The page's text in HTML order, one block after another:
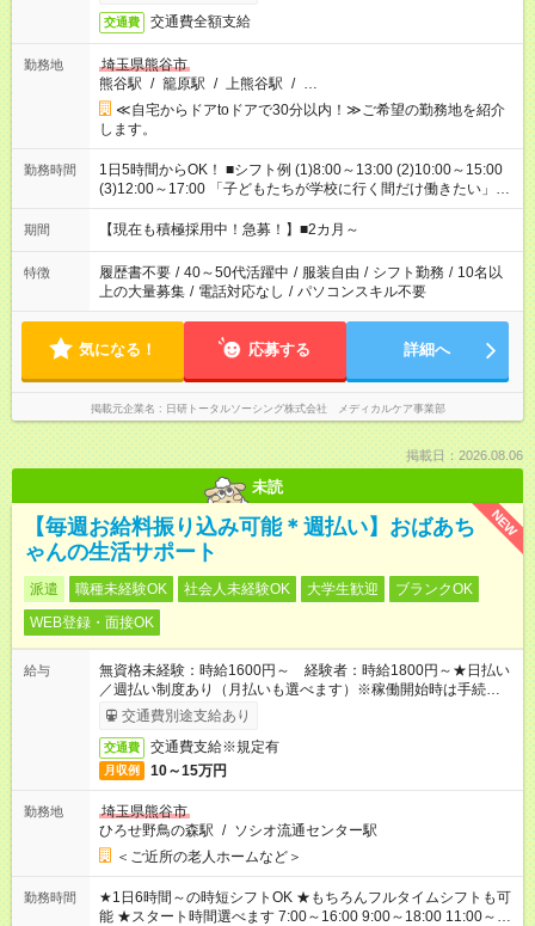
交通費 交通費全額支給
勤務地
埼玉県熊谷市
熊谷駅 / 籠原駅 / 上熊谷駅 / …
≪自宅からドアtoドアで30分以内！≫ご希望の勤務地を紹介
します。
勤務時間
1日5時間からOK！ ■シフト例 (1)8:00～13:00 (2)10:00～15:00
(3)12:00～17:00 「子どもたちが学校に行く間だけ働きたい」
「余裕を持って夕飯の準備がしたい」 「午前中は働いて、午後
はプライベートの時間にしたい」 など、ご希望を教えてくださ
間と、もう1つのお仕事の勤務時間。 合計で週40時間を超える
場合は応募できません。
期間 【現在も積極採用中！急募！】■2カ月～
特徴 履歴書不要 / 40～50代活躍中 / 服装自由 / シフト勤務 / 10名以
上の大量募集 / 電話対応なし / パソコンスキル不要
気になる！ 応募する 詳細へ
掲載元企業名 日研トータルソーシング株式会社 メディカルケア事業部
掲載日：2026.08.06
未読
NEW
【毎週お給料振り込み可能＊週払い】おばあち
ゃんの生活サポート
派遣 職種未経験OK 社会人未経験OK 大学生歓迎
ブランクOK
WEB登録・面接OK
給与
無資格未経験：時給1600円～ 経験者：時給1800円～★日払い
／週払い制度あり（月払いも選べます）※稼働開始時は手続き完
了次第のお支払いとなります。
交通費別途支給あり
交通費 交通費支給※規定有
月収例 10～15万円
勤務地
埼玉県熊谷市
ひろせ野鳥の森駅 / ソシオ流通センター駅
＜ご近所の老人ホームなど＞
勤務時間
★1日6時間～の時短シフトOK ★もちろんフルタイムシフトも可
能 ★スタート時間選べます 7:00～16:00 9:00～18:00 11:00～